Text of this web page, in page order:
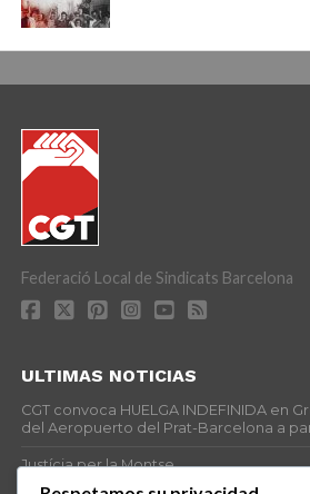
Federació Local de Sindicats Barcelona
ULTIMAS NOTICIAS
CGT convoca HUELGA INDEFINIDA en
del Aeropuerto del Prat-Barcelona a
Justícia per la Montse